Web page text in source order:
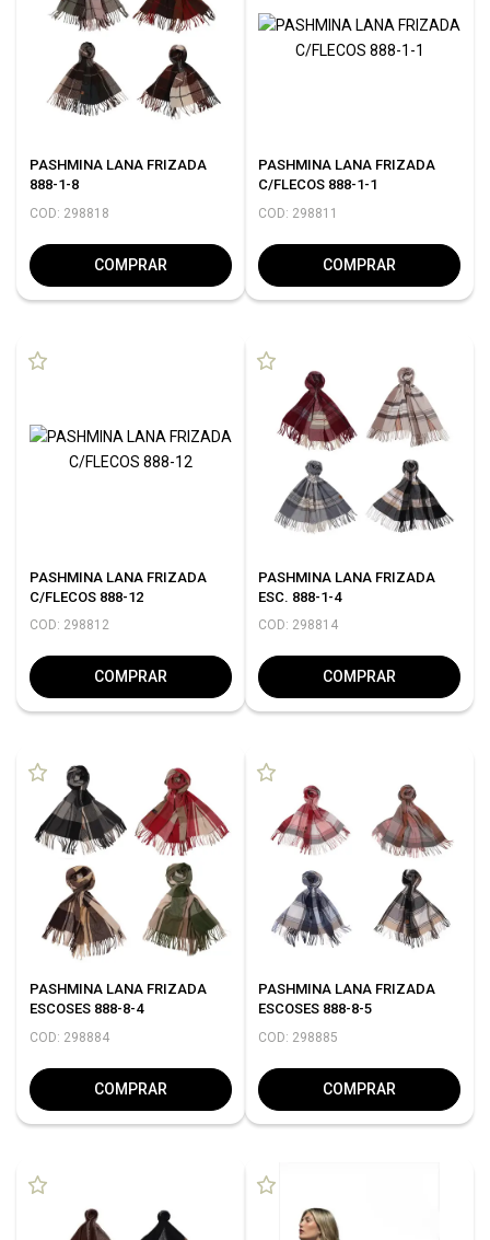
PASHMINA LANA FRIZADA
888-1-8
COD: 298818
COMPRAR
PASHMINA LANA FRIZADA
C/FLECOS 888-1-1
COD: 298811
COMPRAR
PASHMINA LANA FRIZADA
C/FLECOS 888-12
COD: 298812
COMPRAR
PASHMINA LANA FRIZADA
ESC. 888-1-4
COD: 298814
COMPRAR
PASHMINA LANA FRIZADA
ESCOSES 888-8-4
COD: 298884
COMPRAR
PASHMINA LANA FRIZADA
ESCOSES 888-8-5
COD: 298885
COMPRAR